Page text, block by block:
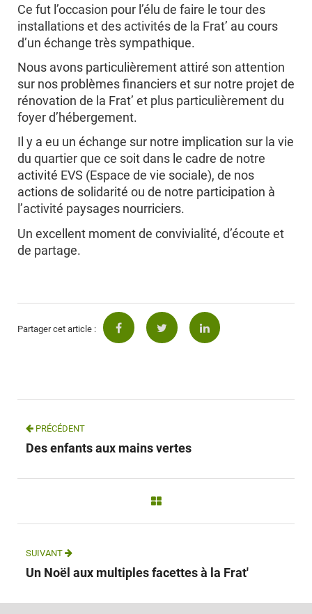
Ce fut l’occasion pour l’élu de faire le tour des
installations et des activités de la Frat’ au cours
d’un échange très sympathique.
Nous avons particulièrement attiré son attention
sur nos problèmes financiers et sur notre projet de
rénovation de la Frat’ et plus particulièrement du
foyer d’hébergement.
Il y a eu un échange sur notre implication sur la vie
du quartier que ce soit dans le cadre de notre
activité EVS (Espace de vie sociale), de nos
actions de solidarité ou de notre participation à
l’activité paysages nourriciers.
Un excellent moment de convivialité, d’écoute et
de partage.
Partager cet article :
PRÉCÉDENT
Des enfants aux mains vertes
SUIVANT
Un Noël aux multiples facettes à la Frat'